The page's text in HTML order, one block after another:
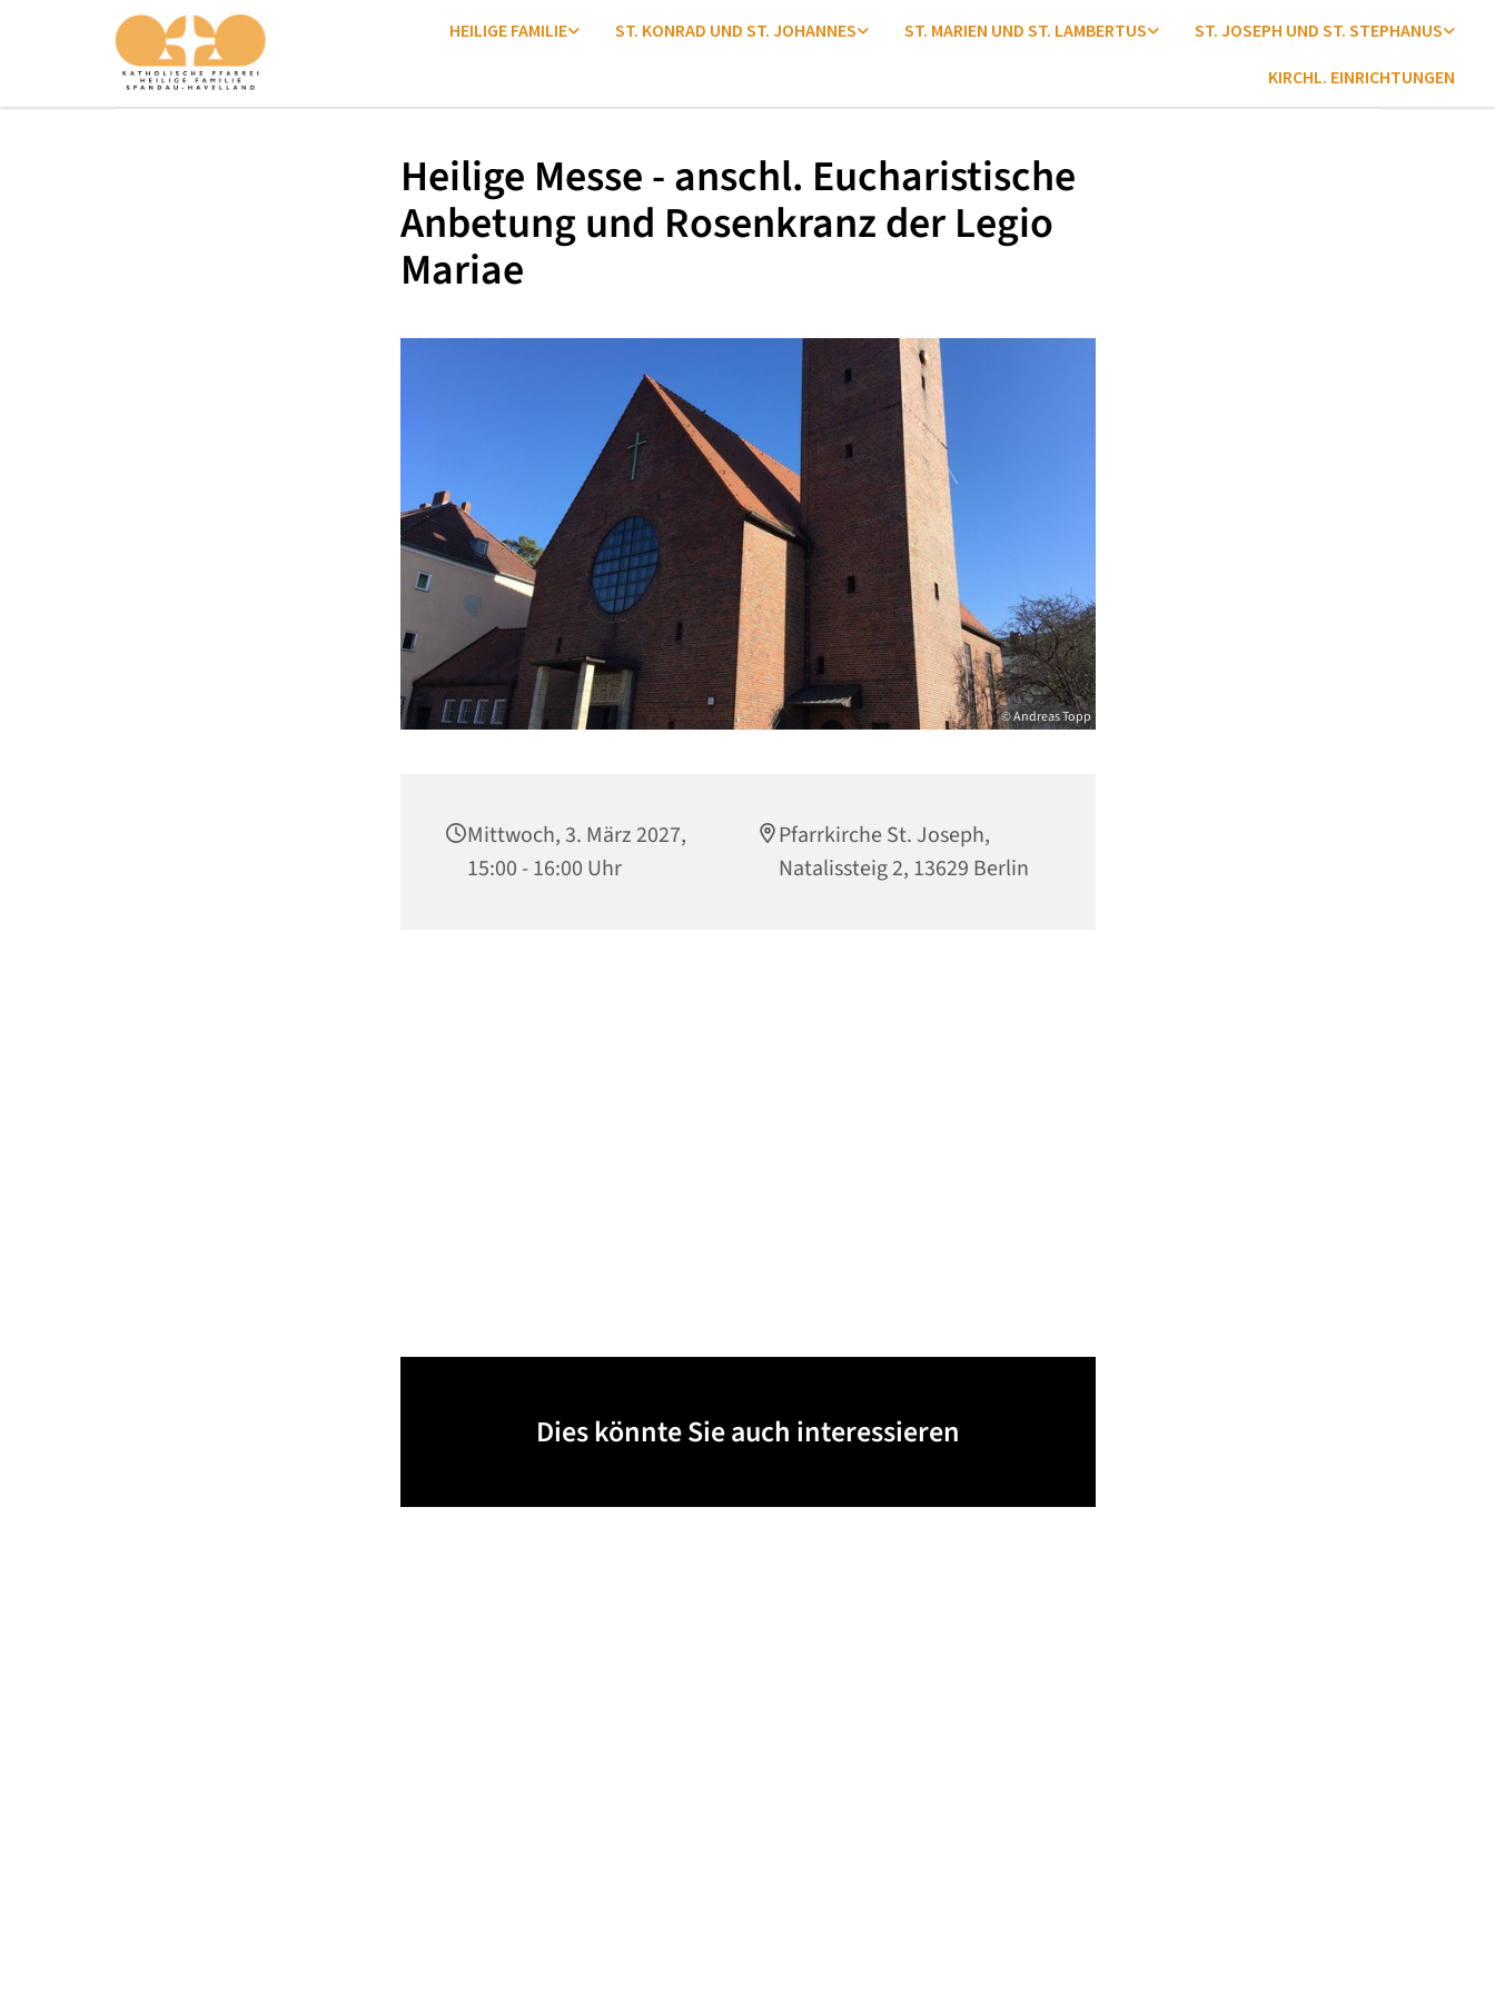
HEILIGE FAMILIE ST. KONRAD UND ST. JOHANNES ST. MARIEN UND ST. LAMBERTUS ST. JOSEPH UND ST. STEPHANUS
KIRCHL. EINRICHTUNGEN
Heilige Messe - anschl. Eucharistische
Anbetung und Rosenkranz der Legio
Mariae
© Andreas Topp
Mittwoch, 3. März 2027,
15:00 - 16:00 Uhr
Pfarrkirche St. Joseph,
Natalissteig 2, 13629 Berlin
Dies könnte Sie auch interessieren